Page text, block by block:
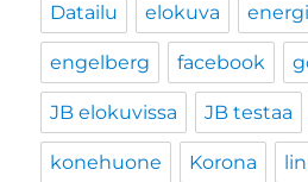
Datailu elokuva
engelberg facebook
JB elokuvissa JB testaa
konehuone Korona